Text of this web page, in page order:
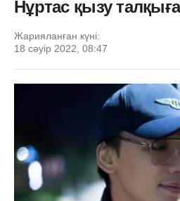
Нұртас қызу
Жарияланған күні:
18 сәуір 2022, 08:47